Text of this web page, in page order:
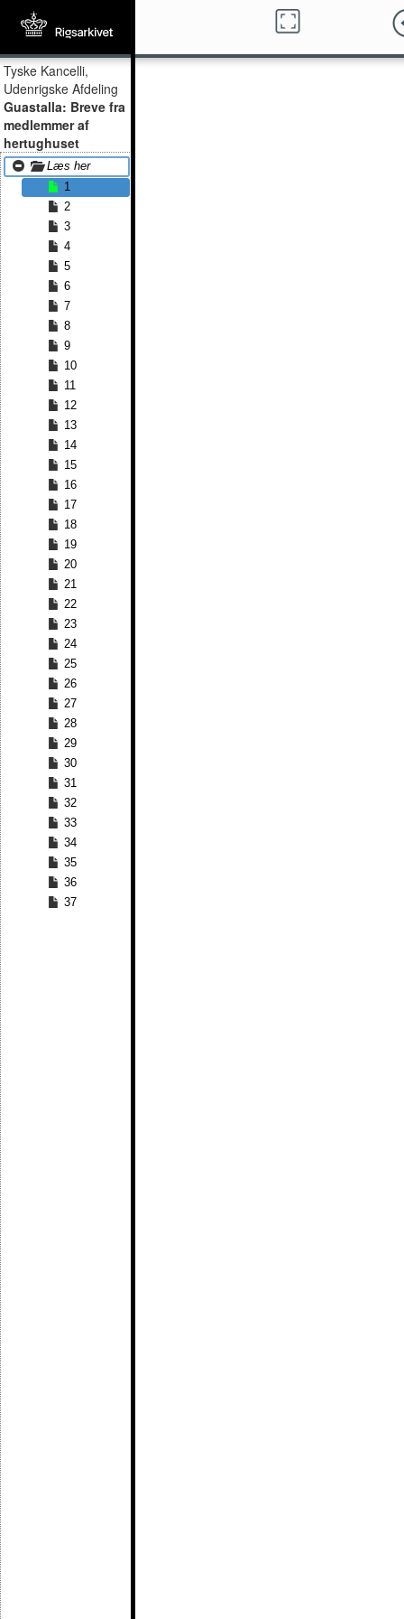
Tyske Kancelli,
Udenrigske Afdeling
Guastalla: Breve fra
medlemmer af
hertughuset
Læs her
1
2
3
4
5
6
7
8
9
10
11
12
13
14
15
16
17
18
19
20
21
22
23
24
25
26
27
28
29
30
31
32
33
34
35
36
37